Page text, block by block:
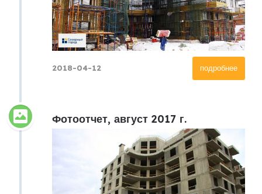
подробнее
2018-04-12
Фотоотчет, август 2017 г.